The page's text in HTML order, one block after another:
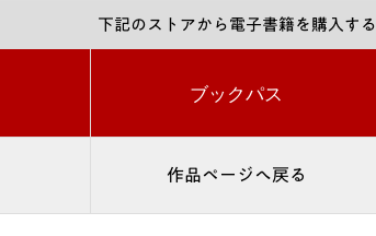
下記のストアから電子書籍を購入する
ブックパス
作品ページへ戻る